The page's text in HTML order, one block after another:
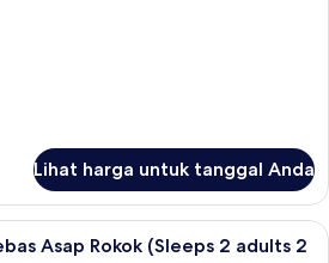
Lihat harga untuk tanggal Anda
Seprai premium, selimut bulu angsa,
Asap Rokok (Sleeps 2 adults 2